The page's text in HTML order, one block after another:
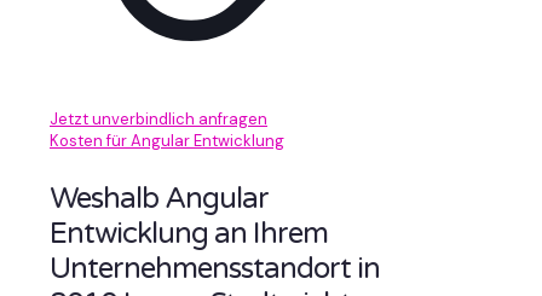
Jetzt unverbindlich anfragen
Kosten für Angular Entwicklung
Weshalb Angular
Entwicklung an Ihrem
Unternehmensstandort in